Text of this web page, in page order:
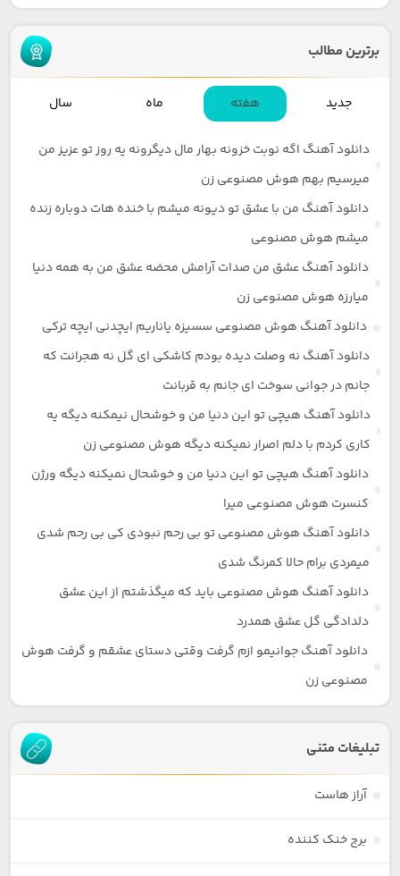
برترین مطالب
جدید هفته ماه سال
دانلود آهنگ اگه نوبت خزونه بهار مال دیگرونه یه روز تو عزیز من
میرسیم بهم هوش مصنوعی زن
دانلود آهنگ من با عشق تو دیونه میشم با خنده هات دوباره زنده
میشم هوش مصنوعی
دانلود آهنگ عشق من صدات آرامش محضه عشق من به همه دنیا
میارزه هوش مصنوعی زن
دانلود آهنگ هوش مصنوعی سسیزه یاناریم ایچدنی ایچه ترکی
دانلود آهنگ نه وصلت دیده بودم کاشکی ای گل نه هجرانت که
جانم در جوانی سوخت ای جانم به قربانت
دانلود آهنگ هیچی تو این دنیا من و خوشحال نیمکنه دیگه یه
کاری کردم با دلم اصرار نمیکنه دیگه هوش مصنوعی زن
دانلود آهنگ هیچی تو این دنیا من و خوشحال نمیکنه دیگه ورژن
کنسرت هوش مصنوعی میرا
دانلود آهنگ هوش مصنوعی تو بی رحم نبودی کی بی رحم شدی
میمردی برام حالا کمرنگ شدی
دانلود آهنگ هوش مصنوعی باید که میگذشتم از این عشق
دلدادگی گل عشق همدرد
دانلود آهنگ جوانیمو ازم گرفت وقتی دستای عشقم و گرفت هوش
مصنوعی زن
تبلیغات متنی
آراز هاست
برج خنک کننده